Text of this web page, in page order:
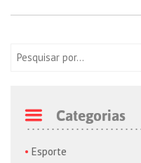
Pesquisa:
Categorias
Esporte